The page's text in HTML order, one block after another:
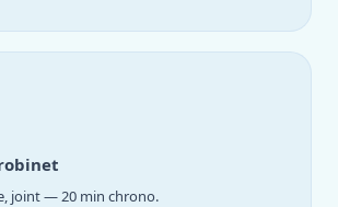
joint — 20 min chrono.